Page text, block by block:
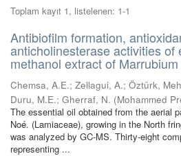
Toplam kayıt 1, listelenen: 1-1
Antibiofilm formation,
anticholinesterase activities of
methanol extract of
Chemsa, A.E.; Zellagui, A.; Öztürk,
Duru, M.E.; Gherraf, N. (Mohammed
The essential oil obtained from the aerial
Noé. (Lamiaceae), growing in the North
was analyzed by GC-MS. Thirty-eight
representing ...